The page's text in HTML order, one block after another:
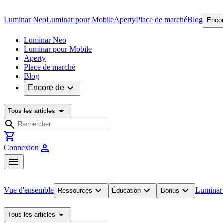
Luminar NeoLuminar pour MobileApertyPlace de marchéBlog
Luminar Neo
Luminar pour Mobile
Aperty
Place de marché
Blog
Encore de expand_more
Tous les articles arrow_drop_down
search
shopping_cart
Connexion person
menu
Vue d'ensemble Ressources expand_more Éducation expand_more Bonus expand_more
Tous les articles arrow_drop_down